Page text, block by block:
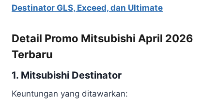
Destinator GLS, Exceed, dan Ultimate
Detail Promo Mitsubishi April 2026
Terbaru
1. Mitsubishi Destinator
Keuntungan yang ditawarkan: